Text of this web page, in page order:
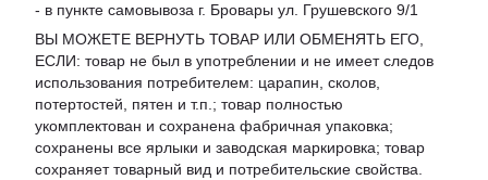
- в пункте самовывоза г. Бровары ул. Грушевского 9/1
ВЫ МОЖЕТЕ ВЕРНУТЬ ТОВАР ИЛИ ОБМЕНЯТЬ ЕГО,
ЕСЛИ: товар не был в употреблении и не имеет следов
использования потребителем: царапин, сколов,
потертостей, пятен и т.п.; товар полностью
укомплектован и сохранена фабричная упаковка;
сохранены все ярлыки и заводская маркировка; товар
сохраняет товарный вид и потребительские свойства.